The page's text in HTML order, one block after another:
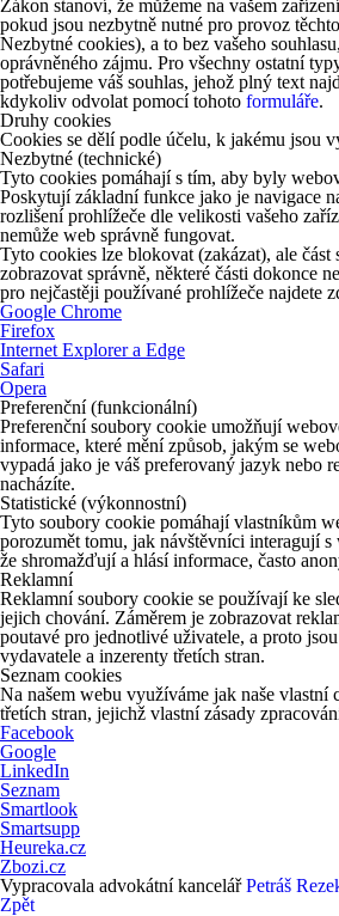
Zákon stanoví, že můžeme na vašem
pokud jsou nezbytně nutné pro provoz
Nezbytné cookies), a to bez vašeho
oprávněného zájmu. Pro všechny ostatní
potřebujeme váš souhlas, jehož plný text
kdykoliv odvolat pomocí tohoto formuláře.
Druhy cookies
Cookies se dělí podle účelu, k jakému jsou
Nezbytné (technické)
Tyto cookies pomáhají s tím, aby byly
Poskytují základní funkce jako je navigace
rozlišení prohlížeče dle velikosti vašeho
nemůže web správně fungovat.
Tyto cookies lze blokovat (zakázat), ale část
zobrazovat správně, některé části dokonce
pro nejčastěji používané prohlížeče najdete
Google Chrome
Firefox
Internet Explorer a Edge
Safari
Opera
Preferenční (funkcionální)
Preferenční soubory cookie umožňují
informace, které mění způsob, jakým se
vypadá jako je váš preferovaný jazyk nebo
nacházíte.
Statistické (výkonnostní)
Tyto soubory cookie pomáhají vlastníkům
porozumět tomu, jak návštěvníci interagují
že shromažďují a hlásí informace, často
Reklamní
Reklamní soubory cookie se používají ke
jejich chování. Záměrem je zobrazovat
poutavé pro jednotlivé uživatele, a proto
vydavatele a inzerenty třetích stran.
Seznam cookies
Na našem webu využíváme jak naše vlastní
třetích stran, jejichž vlastní zásady
Facebook
Google
LinkedIn
Seznam
Smartlook
Smartsupp
Heureka.cz
Zbozi.cz
Vypracovala advokátní kancelářPetráš
Zpět